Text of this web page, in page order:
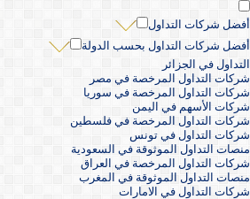
أفضل شركات التداول
أفضل شركات التداول بحسب الدولة
التداول في الجزائر
شركات التداول المرخصة في مصر
شركات التداول المرخصة في سوريا
شركات الأسهم في اليمن
شركات التداول المرخصة في فلسطين
شركات التداول في تونس
منصات التداول الموثوقة في السعودية
شركات التداول المرخصة في العراق
منصات التداول الموثوقة في المغرب
شركات التداول في الامارات